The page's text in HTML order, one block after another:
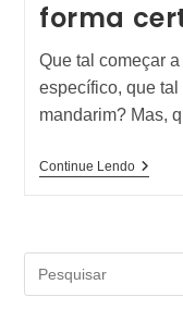
forma
Que tal começar
específico, que
mandarim? Mas,
Continue LendoChinês
Forma